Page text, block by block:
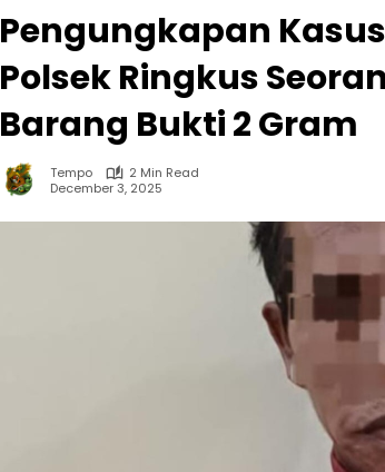
Pengungkapan
Polsek Ringkus
Barang Bukti 2 Gram
Tempo
2 Min Read
December 3, 2025